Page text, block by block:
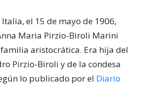
el 15 de mayo de 1906,
Maria Pirzio-Biroli Marini
aristocrática. Era hija del
Pirzio-Biroli y de la condesa
lo publicado por el Diario